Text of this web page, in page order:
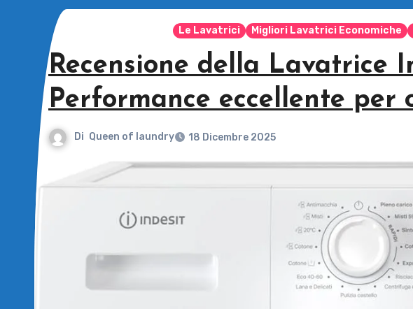
Le Lavatrici Migliori Lavatrici Economiche
Recensione della Lavatrice
Performance eccellente per
Di Queen of laundry 18 Dicembre 2025